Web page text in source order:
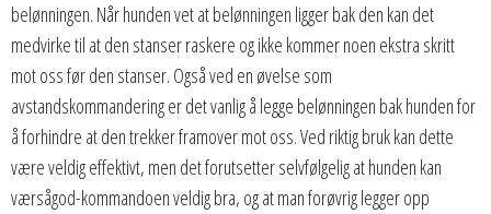
belønningen. Når hunden vet at belønningen ligger bak den kan det
medvirke til at den stanser raskere og ikke kommer noen ekstra skritt
mot oss før den stanser. Også ved en øvelse som
avstandskommandering er det vanlig å legge belønningen bak hunden for
å forhindre at den trekker framover mot oss. Ved riktig bruk kan dette
være veldig effektivt, men det forutsetter selvfølgelig at hunden kan
værsågod-kommandoen veldig bra, og at man forøvrig legger opp